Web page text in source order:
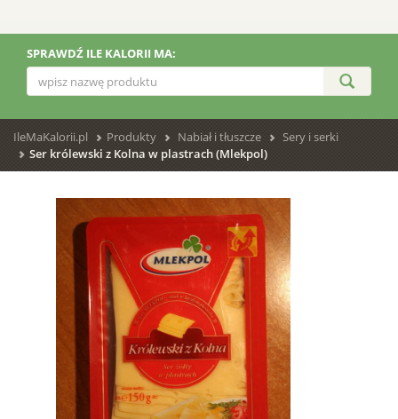
SPRAWDŹ ILE KALORII MA:
IleMaKalorii.pl Produkty Nabiał i tłuszcze
Sery i serki
Ser królewski z Kolna w plastrach (Mlekpol)